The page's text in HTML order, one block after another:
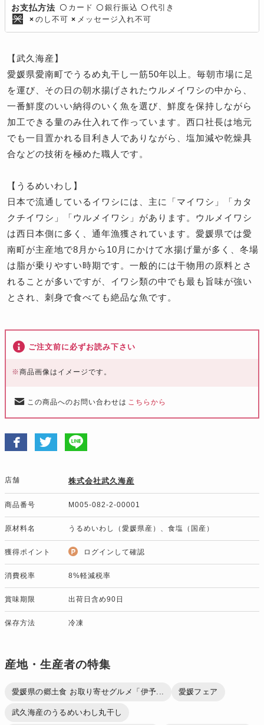
お支払方法 〇 カード 〇 銀行振込 〇 代引き
× のし不可 × メッセージ入れ不可
【武久海産】
愛媛県愛南町でうるめ丸干し一筋50年以上。毎朝市場に足
を運び、その日の朝水揚げされたウルメイワシの中から、
一番鮮度のいい納得のいく魚を選び、鮮度を保持しながら
加工できる量のみ仕入れて作っています。西口社長は地元
でも一目置かれる目利き人でありながら、塩加減や乾燥具
合などの技術を極めた職人です。
【うるめいわし】
日本で流通しているイワシには、主に「マイワシ」「カタ
クチイワシ」「ウルメイワシ」があります。ウルメイワシ
は西日本側に多く、通年漁獲されています。愛媛県では愛
南町が主産地で8月から10月にかけて水揚げ量が多く、冬場
は脂が乗りやすい時期です。一般的には干物用の原料とさ
れることが多いですが、イワシ類の中でも最も旨味が強い
とされ、刺身で食べても絶品な魚です。
ご注文前に必ずお読み下さい
※商品画像はイメージです。
この商品へのお問い合わせは こちらから
店舗 株式会社武久海産
商品番号 M005-082-2-00001
原材料名 うるめいわし（愛媛県産）、食塩（国産）
獲得ポイント ログインして確認
消費税率 8%軽減税率
賞味期限 出荷日含め90日
保存方法 冷凍
産地・生産者の特集
愛媛県の郷土食 お取り寄せグルメ「伊予... 愛媛フェア
武久海産のうるめいわし丸干し